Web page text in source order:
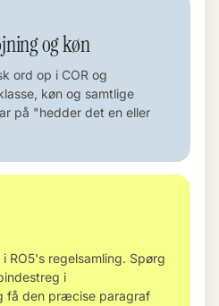
og køn
ord op i COR og
køn og samtlige
på "hedder det en eller
RO5's regelsamling. Spørg
i
få den præcise paragraf